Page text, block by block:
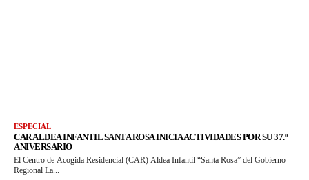
ESPECIAL
CAR ALDEA INFANTIL SANTA ROSA INICIA ACTIVIDADES POR SU 37.º
ANIVERSARIO
El Centro de Acogida Residencial (CAR) Aldea Infantil “Santa Rosa” del Gobierno
Regional La...